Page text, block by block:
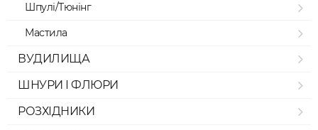
Шпулі/Тюнінг
Мастила
ВУДИЛИЩА
ШНУРИ І ФЛЮРИ
РОЗХІДНИКИ